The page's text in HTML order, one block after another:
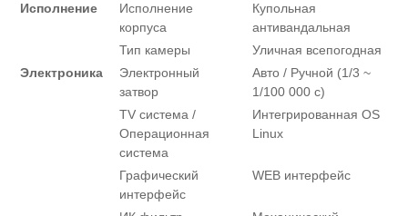
Исполнение
Исполнение
корпуса
Купольная
антивандальная
Тип камеры
Уличная всепогодная
Электроника
Электронный
затвор
Авто / Ручной (1/3 ~
1/100 000 с)
TV система /
Операционная
система
Интегрированная OS
Linux
Графический
интерфейс
WEB интерфейс